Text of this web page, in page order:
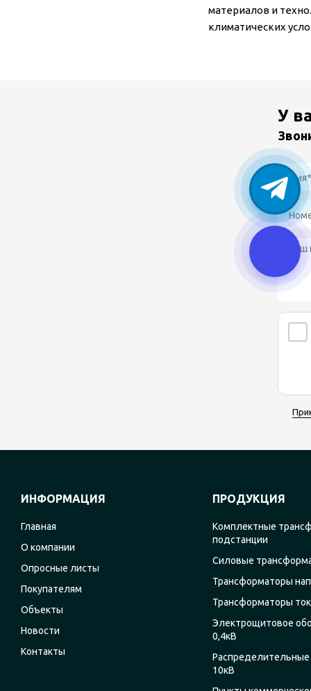
материалов и
климатических
У
ИНФОРМАЦИЯ
Главная
О компании
Опросные листы
Покупателям
Объекты
Новости
Контакты
ПРОДУКЦИЯ
Комплектные
подстанции
Силовые
Трансформаторы
Трансформаторы
Электрощитовое
0,4кВ
Распределительные
10кВ